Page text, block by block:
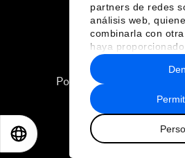
partners de redes
análisis web,
combinarla con
haya
recopilado a partir
hecho de sus
Política de privacidad y
Sitemap
2026 Foro